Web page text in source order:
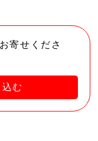
寄せくださ
む